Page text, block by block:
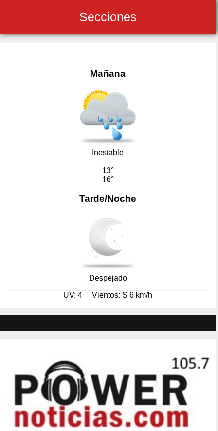
Secciones
Mañana
Inestable
13°
16°
Tarde/Noche
Despejado
UV: 4 Vientos: S 6 km/h